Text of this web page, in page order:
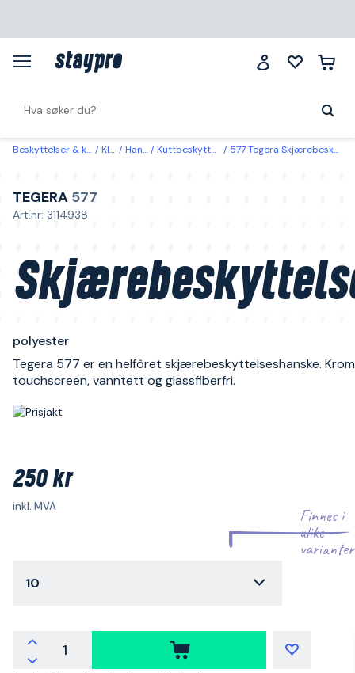
Beskyttelser & klær Klær Hansker Kuttbeskyttelseshansker 577 Tegera Skjærebeskyttelseshanske polyester 10
TEGERA 577
Art.nr: 3114938
polyester
Tegera 577 er en helfôret skjærebeskyttelseshanske.
touchscreen, vanntett og glassfiberfri.
250 kr
inkl. MVA
Finnes i
ulike
varianter
10